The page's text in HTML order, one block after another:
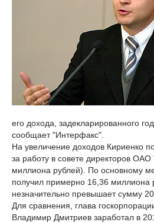
его дохода, задекларированного
сообщает "Интерфакс".
На увеличение доходов Кириенко
за работу в совете директоров
миллиона рублей). По основному
получил примерно 16,36 миллиона
незначительно превышает сумму
Для сравнения, глава
Владимир Дмитриев заработал в